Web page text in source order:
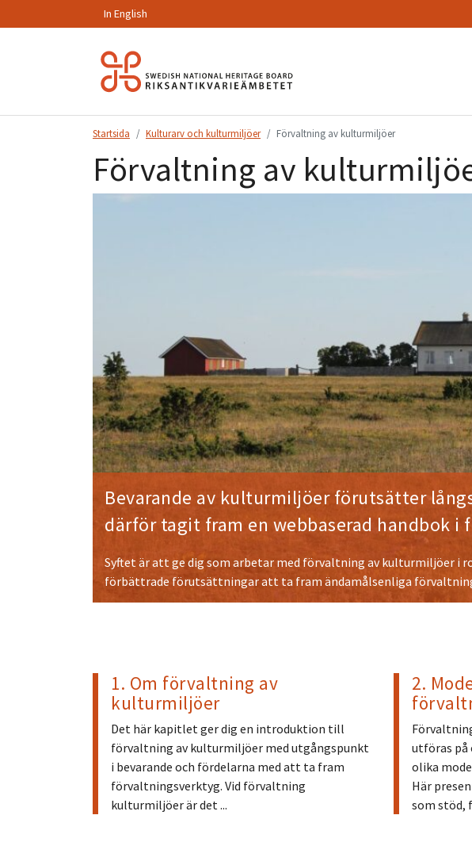
In English
Startsida Kulturarv och kulturmiljöer Förvaltning av kulturmiljöer
Förvaltning av
Bevarande av kulturmiljöer förutsätter
därför tagit fram en webbaserad handbok
Syftet är att ge dig som arbetar med förvaltning av kulturmiljöer i
förbättrade förutsättningar att ta fram ändamålsenliga
1. Om förvaltning av
kulturmiljöer
Det här kapitlet ger dig en introduktion till
förvaltning av kulturmiljöer med utgångspunkt
i bevarande och fördelarna med att ta fram
förvaltningsverktyg. Vid förvaltning
kulturmiljöer är det ...
2.
utföras
olika
Här
som stöd,